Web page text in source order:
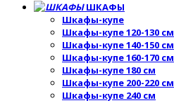
ШКАФЫ
Шкафы-купе
Шкафы-купе 120-130 см
Шкафы-купе 140-150 см
Шкафы-купе 160-170 см
Шкафы-купе 180 см
Шкафы-купе 200-220 см
Шкафы-купе 240 см